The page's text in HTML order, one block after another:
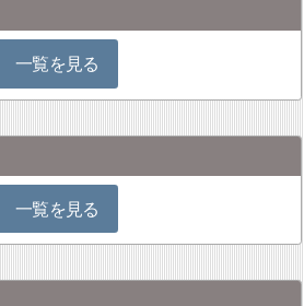
一覧を見る
一覧を見る